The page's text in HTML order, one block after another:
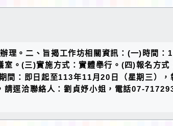
。二、旨揭工作坊相關資訊：(一)時間：
。(三)實施方式：實體舉行。(四)報名方式
：即日起至113年11月20日（星期三），
請逕洽聯絡人：劉貞妤小姐，電話07-